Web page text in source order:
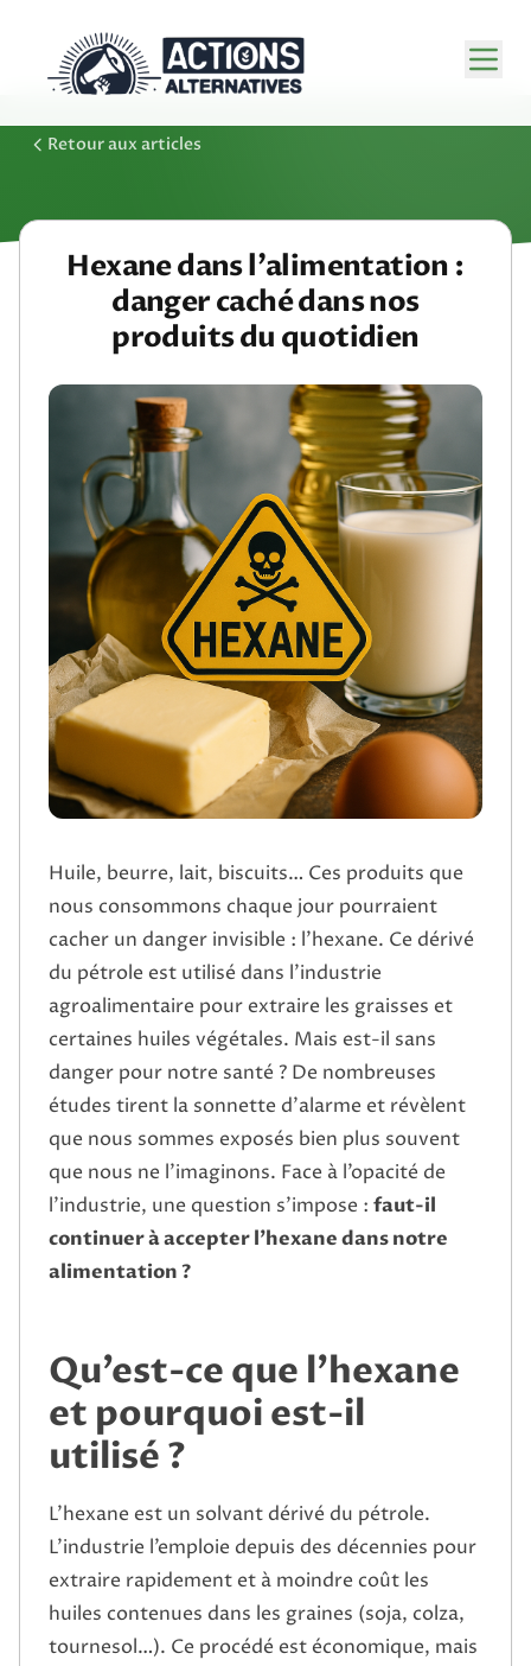
Retour aux articles
Hexane dans l’alimentation :
danger caché dans nos
produits du quotidien
Huile, beurre, lait, biscuits… Ces produits que
nous consommons chaque jour pourraient
cacher un danger invisible : l’hexane. Ce dérivé
du pétrole est utilisé dans l’industrie
agroalimentaire pour extraire les graisses et
certaines huiles végétales. Mais est-il sans
danger pour notre santé ? De nombreuses
études tirent la sonnette d’alarme et révèlent
que nous sommes exposés bien plus souvent
que nous ne l’imaginons. Face à l’opacité de
l’industrie, une question s’impose : faut-il
continuer à accepter l’hexane dans notre
alimentation ?
Qu’est-ce que l’hexane
et pourquoi est-il
utilisé ?
L’hexane est un solvant dérivé du pétrole.
L’industrie l’emploie depuis des décennies pour
extraire rapidement et à moindre coût les
huiles contenues dans les graines (soja, colza,
tournesol…). Ce procédé est économique, mais